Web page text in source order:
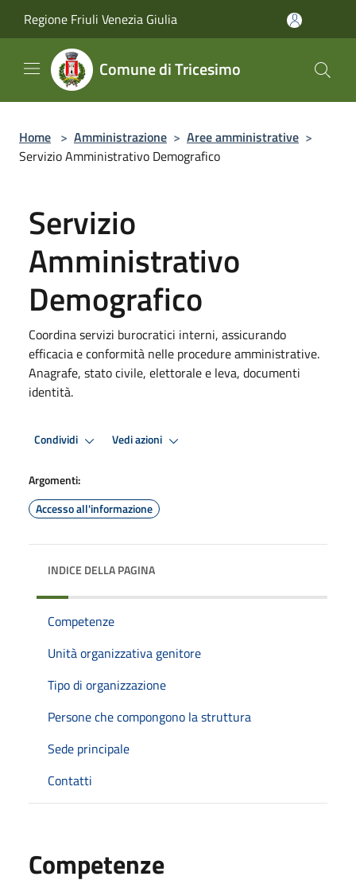
Regione Friuli Venezia Giulia
Comune di Tricesimo
Home > Amministrazione > Aree amministrative >
Servizio Amministrativo Demografico
Servizio
Amministrativo
Demografico
Coordina servizi burocratici interni, assicurando
efficacia e conformità nelle procedure amministrative.
Anagrafe, stato civile, elettorale e leva, documenti
identità.
Condividi Vedi azioni
Argomenti:
Accesso all'informazione
INDICE DELLA PAGINA
Competenze
Unità organizzativa genitore
Tipo di organizzazione
Persone che compongono la struttura
Sede principale
Contatti
Competenze